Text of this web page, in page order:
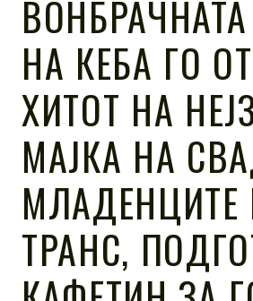
НА КЕБА ГО
ХИТОТ НА
МАЈКА НА
МЛАДЕНЦИТЕ
ТРАНС,